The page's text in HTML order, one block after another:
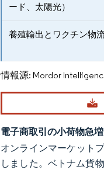
ード、太陽光）
養殖輸出とワクチン物
情報源: Mordor
電子商取引の小荷物急
オンラインマーケット
しました。ベトナム貨